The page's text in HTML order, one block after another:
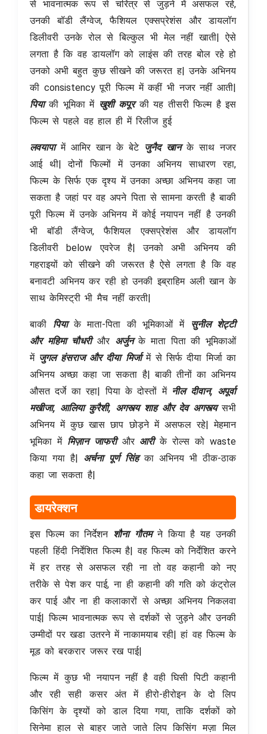
से भावनात्मक रूप से चरित्र से जुड़ने में असफल रहे,
उनकी बॉडी लैंग्वेज, फैशियल एक्सप्रेशंस और डायलॉग
डिलीवरी उनके रोल से बिल्कुल भी मेल नहीं खाती| ऐसे
लगता है कि वह डायलॉग को लाइंस की तरह बोल रहे हो
उनको अभी बहुत कुछ सीखने की जरूरत ह| उनके अभिनय
की consistency पूरी फिल्म में कहीं भी नजर नहीं आती|
पियाकी भूमिका में खुशी कपूरकी यह तीसरी फिल्म है इस
फिल्म से पहले वह हाल ही में रिलीज हुई
लवयापामें आमिर खान के बेटे जुनैद खानके साथ नजर
आई थी| दोनों फिल्मों में उनका अभिनय साधारण रहा,
फिल्म के सिर्फ एक दृश्य में उनका अच्छा अभिनय कहा जा
सकता है जहां पर वह अपने पिता से सामना करती है बाकी
पूरी फिल्म में उनके अभिनय में कोई नयापन नहीं है उनकी
भी बॉडी लैंग्वेज, फैशियल एक्सप्रेशंस और डायलॉग
डिलीवरी below एवरेज है| उनको अभी अभिनय की
गहराइयों को सीखने की जरूरत है ऐसे लगता है कि वह
बनावटी अभिनय कर रही हो उनकी इब्राहिम अली खान के
साथ केमिस्ट्री भी मैच नहीं करती|
बाकी पियाके माता-पिता की भूमिकाओं में
सुनील शेट्टी
और महिमा चौधरीऔर अर्जुनके माता पिता की भूमिकाओं
में जुगल हंसराज और दीया मिर्जामें से सिर्फ दीया मिर्जा का
अभिनय अच्छा कहा जा सकता है| बाकी तीनों का अभिनय
औसत दर्जे का रहा| पिया के दोस्तों में नील दीवान, अपूर्वा
मखीजा, आलिया कुरैशी, अगस्त्य शाह और देव अगस्त्यसभी
अभिनय में कुछ खास छाप छोड़ने में असफल रहे| मेहमान
भूमिका में मिज़ान जाफरी और आरीके रोल्स को waste
किया गया है| अर्चना पूर्ण सिंहका अभिनय भी ठीक-ठाक
कहा जा सकता है|
डायरेक्शन
इस फिल्म का निर्देशन शौना गौतमने किया है यह उनकी
पहली हिंदी निर्देशित फिल्म है| वह फिल्म को निर्देशित करने
में हर तरह से असफल रही ना तो वह कहानी को नए
तरीके से पेश कर पाई, ना ही कहानी की गति को कंट्रोल
कर पाई और ना ही कलाकारों से अच्छा अभिनय निकलवा
पाई| फिल्म भावनात्मक रूप से दर्शकों से जुड़ने और उनकी
उम्मीदों पर खडा उतरने में नाकामयाब रही| हां वह फिल्म के
मूड को बरकरार जरूर रख पाई|
फिल्म में कुछ भी नयापन नहीं है वही घिसी पिटी कहानी
और रही सही कसर अंत में हीरो-हीरोइन के दो लिप
किसिंग के दृश्यों को डाल दिया गया, ताकि दर्शकों को
सिनेमा हाल से बाहर जाते जाते लिप किसिंग मज़ा मिल